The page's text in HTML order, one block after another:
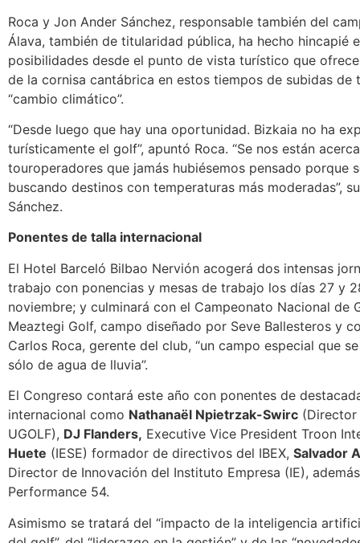
Roca y Jon Ander Sánchez, responsable también del
Álava, también de titularidad pública, ha hecho hincapié
posibilidades desde el punto de vista turístico que
de la cornisa cantábrica en estos tiempos de subidas de
“cambio climático”.
“Desde luego que hay una oportunidad. Bizkaia no ha
turísticamente el golf”, apuntó Roca. “Se nos están
touroperadores que jamás hubiésemos pensado porque
buscando destinos con temperaturas más moderadas”,
Sánchez.
Ponentes de talla internacional
El Hotel Barceló Bilbao Nervión acogerá dos intensas
trabajo con ponencias y mesas de trabajo los días 27 y
noviembre; y culminará con el Campeonato Nacional de
Meaztegi Golf, campo diseñado por Seve Ballesteros y
Carlos Roca, gerente del club, “un campo especial que
sólo de agua de lluvia”.
El Congreso contará este año con ponentes de
internacional como Nathanaël Npietrzak-Swirc (Director
UGOLF), DJ Flanders, Executive Vice President Troon
Huete (IESE) formador de directivos del IBEX, Salvador
Director de Innovación del Instituto Empresa (IE),
Performance 54.
Asimismo se tratará del “impacto de la inteligencia